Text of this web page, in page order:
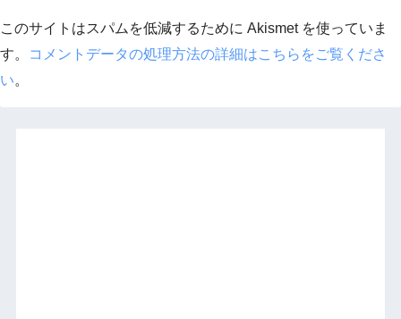
このサイトはスパムを低減するために Akismet を使っていま
す。
コメントデータの処理方法の詳細はこちらをご覧くださ
い。